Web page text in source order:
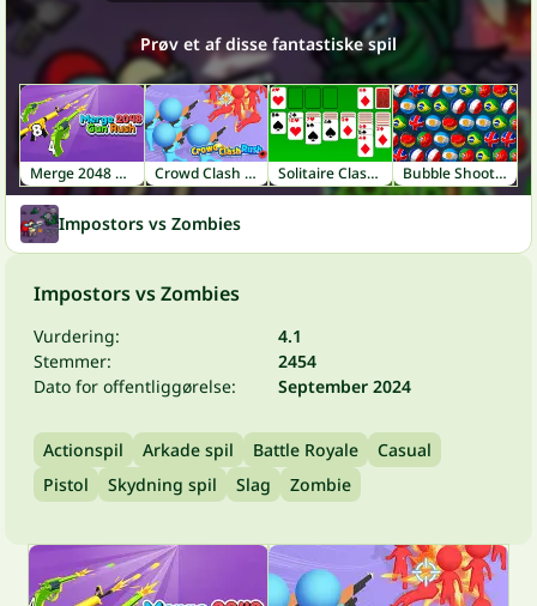
Prøv et af disse fantastiske spil
Merge 2048 Gun Rush Crowd Clash Rush Solitaire Classic Bubble Shooter World Cup
Impostors vs Zombies
Impostors vs Zombies
Vurdering:
4.1
Stemmer:
2454
Dato for offentliggørelse:
September 2024
Actionspil Arkade spil Battle Royale
Casual
Pistol
Skydning spil Slag Zombie